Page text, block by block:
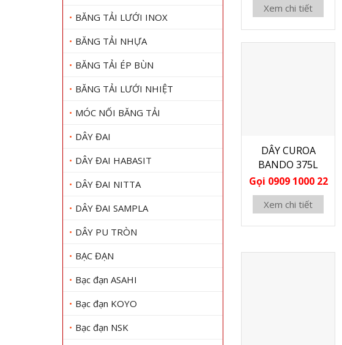
BĂNG TẢI LƯỚI INOX
BĂNG TẢI NHỰA
BĂNG TẢI ÉP BÙN
BĂNG TẢI LƯỚI NHIỆT
MÓC NỐI BĂNG TẢI
DÂY ĐAI
DÂY ĐAI HABASIT
DÂY ĐAI NITTA
DÂY ĐAI SAMPLA
DÂY PU TRÒN
BẠC ĐẠN
Bạc đạn ASAHI
Bạc đạn KOYO
Bạc đạn NSK
Xem chi tiết
DÂY CUROA
BANDO 375L
Gọi 0909 1000 22
Xem chi tiết